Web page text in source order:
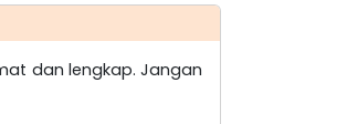
dan lengkap. Jangan